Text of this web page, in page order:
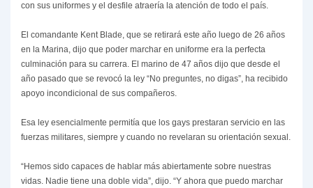
con sus uniformes y el desfile atraería la atención de todo el país.
El comandante Kent Blade, que se retirará este año luego de 26 años
en la Marina, dijo que poder marchar en uniforme era la perfecta
culminación para su carrera. El marino de 47 años dijo que desde el
año pasado que se revocó la ley “No preguntes, no digas”, ha recibido
apoyo incondicional de sus compañeros.
Esa ley esencialmente permitía que los gays prestaran servicio en las
fuerzas militares, siempre y cuando no revelaran su orientación sexual.
“Hemos sido capaces de hablar más abiertamente sobre nuestras
vidas. Nadie tiene una doble vida”, dijo. “Y ahora que puedo marchar